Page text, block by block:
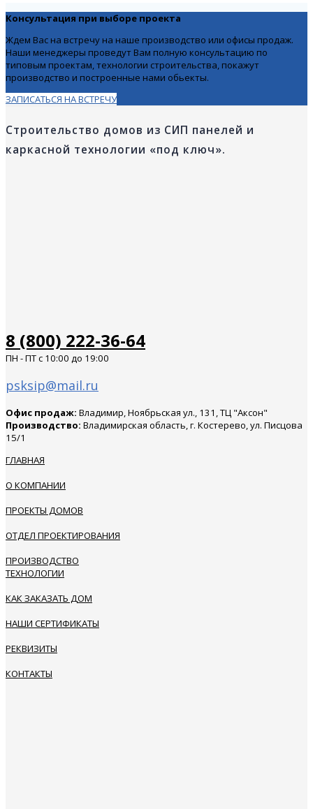
Консультация при выборе проекта
Ждем Вас на встречу на наше производство или офисы продаж.
Наши менеджеры проведут Вам полную консультацию по
типовым проектам, технологии строительства, покажут
производство и построенные нами обьекты.
ЗАПИСАТЬСЯ НА ВСТРЕЧУ
Строительство домов из СИП панелей и
каркасной технологии «под ключ».
8 (800) 222-36-64
ПН - ПТ с 10:00 до 19:00
psksip@mail.ru
Офис продаж: Владимир, Ноябрьская ул., 131, ТЦ "Аксон"
Производство: Владимирская область, г. Костерево, ул. Писцова
15/1
ГЛАВНАЯ
О КОМПАНИИ
ПРОЕКТЫ ДОМОВ
ОТДЕЛ ПРОЕКТИРОВАНИЯ
ПРОИЗВОДСТВО
ТЕХНОЛОГИИ
КАК ЗАКАЗАТЬ ДОМ
НАШИ СЕРТИФИКАТЫ
РЕКВИЗИТЫ
КОНТАКТЫ